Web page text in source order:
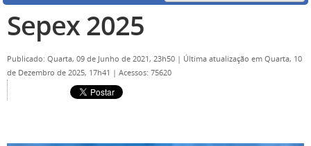
Sepex 2025
Publicado: Quarta, 09 de Junho de 2021, 23h50 | Última atualização em Quarta, 10
de Dezembro de 2025, 17h41 | Acessos: 75620